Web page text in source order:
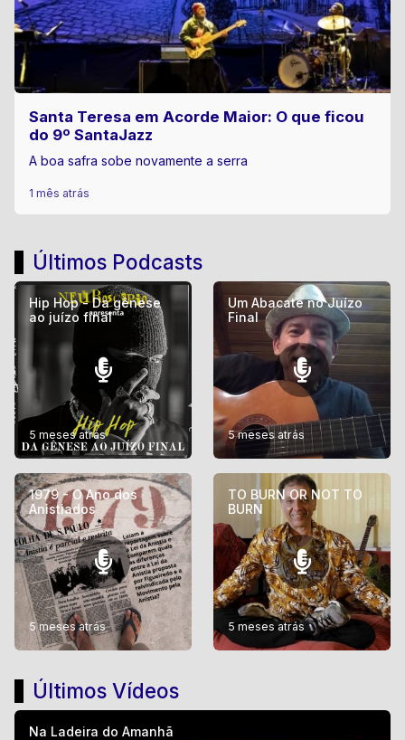
Santa Teresa em Acorde Maior: O que ficou
do 9º SantaJazz
A boa safra sobe novamente a serra
1 mês atrás
Últimos Podcasts
Hip Hop - Da gênese
ao juízo final
5 meses atrás
Um Abacate no Juízo
Final
5 meses atrás
1979 - O Ano dos
Anistiados
5 meses atrás
TO BURN OR NOT TO
BURN
5 meses atrás
Últimos Vídeos
Na Ladeira do Amanhã